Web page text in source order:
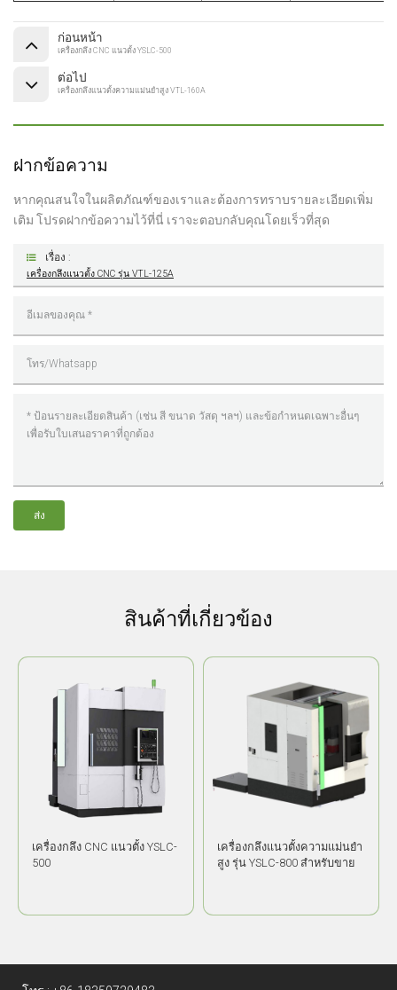
ก่อนหน้า
เครื่องกลึง CNC แนวตั้ง YSLC-500
ต่อไป
เครื่องกลึงแนวตั้งความแม่นยำสูง VTL-160A
ฝากข้อความ
หากคุณสนใจในผลิตภัณฑ์ของเราและต้องการทราบรายละเอียดเพิ่ม
เติม โปรดฝากข้อความไว้ที่นี่ เราจะตอบกลับคุณโดยเร็วที่สุด
เรื่อง :
เครื่องกลึงแนวตั้ง CNC รุ่น VTL-125A
ส่ง
สินค้าที่เกี่ยวข้อง
เครื่องกลึง CNC แนวตั้ง YSLC-
500
เครื่องกลึงแนวตั้งความแม่นยำ
สูง รุ่น YSLC-800 สำหรับขาย